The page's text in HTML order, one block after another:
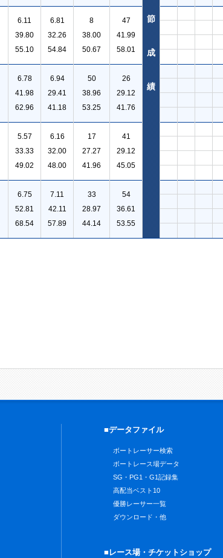
6.11
39.80
55.10
6.81
32.26
54.84
8
38.00
50.67
47
41.99
58.01
6.78
41.98
62.96
6.94
29.41
41.18
50
38.96
53.25
26
29.12
41.76
5.57
33.33
49.02
6.16
32.00
48.00
17
27.27
41.96
41
29.12
45.05
6.75
52.81
68.54
7.11
42.11
57.89
33
28.97
44.14
54
36.61
53.55
節
成
績
■データファイル
ボートレーサー検索
ボートレース場データ
SG・PG1・G1記録集
高配当ベスト10
優勝レーサー一覧
ダウンロード・他
■レース場・チケットショップ